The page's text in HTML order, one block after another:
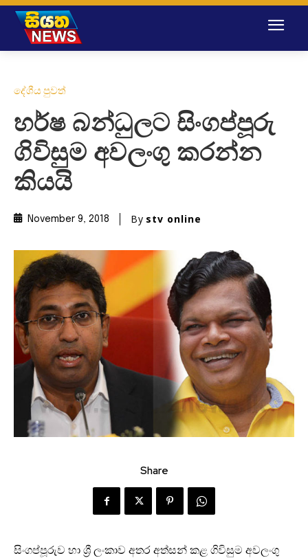
දේශීය පුවත්
හර්ෂ බන්ධුලට සිංගප්පූරු
ගිවිසුම අවලංගු කරන්න
කියයි
November 9, 2018 By stv online
Share
සිංගප්පූරුව හා ශ්‍රී ලංකාව අතර අත්සන් කළ ගිවිසුම අවලංගු